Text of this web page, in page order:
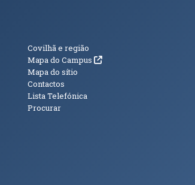
Informações
Covilhã e região
Mapa do Campus (abre em nova janela)
Mapa do sítio
Contactos
Lista Telefónica
Procurar